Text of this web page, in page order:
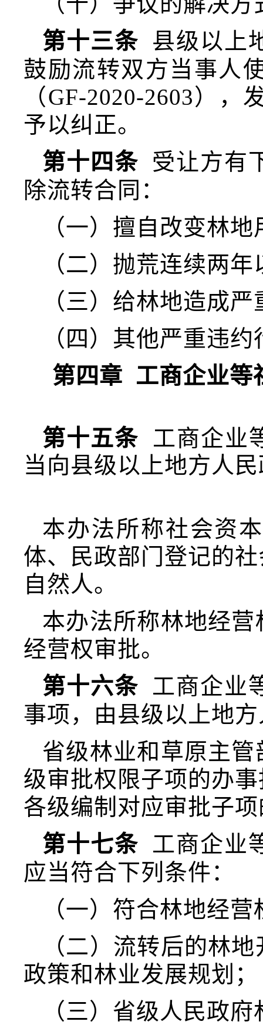
第十三条
县级以上
鼓励流转双方当事人
（GF-2020-2603）
予以纠正。
第十四条
受让方有
除流转合同：
（一）擅自改变林地
（二）抛荒连续两年
（三）给林地造成
（四）其他严重违约
第四章 工商企业等
第十五条 工商企业
当向县级以上地方人
本办法所称社会资
体、民政部门登记的
自然人。
本办法所称林地经
经营权审批。
第十六条
工商企业
事项，由县级以上地
省级林业和草原主
级审批权限子项的办
各级编制对应审批子
第十七条
工商企业
应当符合下列条件：
（一）符合林地经
（二）流转后的林
政策和林业发展规划；
（三）省级人民政